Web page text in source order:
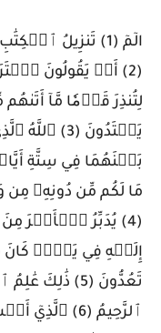
الٓمٓ (1) تَنزِيلُ
(2) أَمۡ يَقُولُونَ
لِتُنذِرَ قَوۡمٗا مَّآ
يَهۡتَدُونَ
بَيۡنَهُمَا فِي سِتَّةِ
مَا لَكُم مِّن دُونِهِۦ
(4) يُدَبِّرُ ٱلۡأَمۡرَ
إِلَيۡهِ فِي يَوۡمٖ
تَعُدُّونَ (5)
ٱلرَّحِيمُ (6)